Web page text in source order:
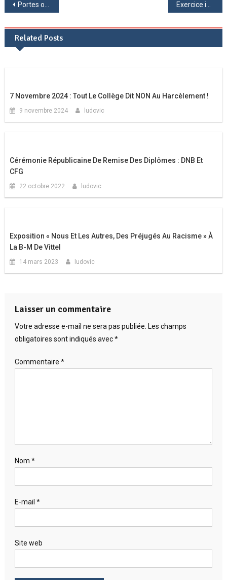
Navigation
de
l’article
Portes ouvertes 2024
Related Posts
7 Novembre 2024 : Tout Le Collège Dit NON Au Harcèlement !
9 novembre 2024 ludovic
Cérémonie Républicaine De Remise Des Diplômes : DNB Et
CFG
22 octobre 2022 ludovic
Exposition « Nous Et Les Autres, Des Préjugés Au Racisme » À
La B-M De Vittel
14 mars 2023 ludovic
Laisser un commentaire
Votre adresse e-mail ne sera pas publiée. Les champs
obligatoires sont indiqués avec*
Commentaire *
Nom *
E-mail *
Site web